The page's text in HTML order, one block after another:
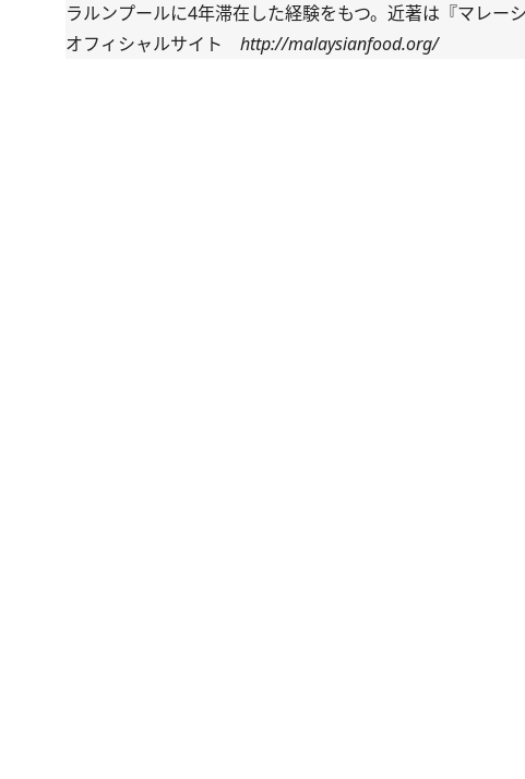
ラルンプールに4年滞在した経験をもつ。近著は『マレー
オフィシャルサイト http://malaysianfood.org/